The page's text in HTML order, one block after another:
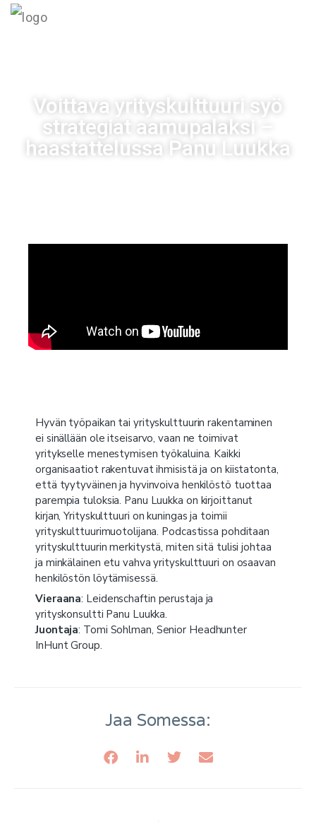
Voittava yrityskulttuuri syö
strategiat aamupalaksi –
haastattelussa Panu Luukka
Hyvän työpaikan tai yrityskulttuurin rakentaminen
ei sinällään ole itseisarvo, vaan ne toimivat
yritykselle menestymisen työkaluina. Kaikki
organisaatiot rakentuvat ihmisistä ja on kiistatonta,
että tyytyväinen ja hyvinvoiva henkilöstö tuottaa
parempia tuloksia. Panu Luukka on kirjoittanut
kirjan, Yrityskulttuuri on kuningas ja toimii
yrityskulttuurimuotolijana. Podcastissa pohditaan
yrityskulttuurin merkitystä, miten sitä tulisi johtaa
ja minkälainen etu vahva yrityskulttuuri on osaavan
henkilöstön löytämisessä.
Vieraana: Leidenschaftin perustaja ja
yrityskonsultti Panu Luukka.
Juontaja: Tomi Sohlman, Senior Headhunter
InHunt Group.
Jaa Somessa: